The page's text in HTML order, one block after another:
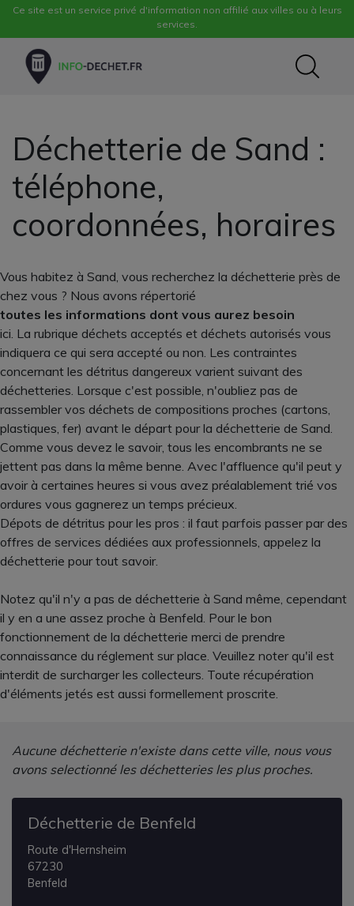
Ce site est un service privé d'information non affilié aux villes ou à leurs
services.
Déchetterie de Sand :
téléphone,
coordonnées, horaires
Vous habitez à Sand, vous recherchez la déchetterie près de
chez vous ? Nous avons répertorié
toutes les informations dont vous aurez besoin
ici. La rubrique déchets acceptés et déchets autorisés vous
indiquera ce qui sera accepté ou non. Les contraintes
concernant les détritus dangereux varient suivant des
déchetteries. Lorsque c'est possible, n'oubliez pas de
rassembler vos déchets de compositions proches (cartons,
plastiques, fer) avant le départ pour la déchetterie de Sand.
Comme vous devez le savoir, tous les encombrants ne se
jettent pas dans la même benne. Avec l'affluence qu'il peut y
avoir à certaines heures si vous avez préalablement trié vos
ordures vous gagnerez un temps précieux.
Dépots de détritus pour les pros : il faut parfois passer par des
offres de services dédiées aux professionnels, appelez la
déchetterie pour tout savoir.
Notez qu'il n'y a pas de déchetterie à Sand même, cependant
il y en a une assez proche à Benfeld. Pour le bon
fonctionnement de la déchetterie merci de prendre
connaissance du réglement sur place. Veuillez noter qu'il est
interdit de surcharger les collecteurs. Toute récupération
d'éléments jetés est aussi formellement proscrite.
Aucune déchetterie n'existe dans cette ville, nous vous
avons selectionné les déchetteries les plus proches.
Déchetterie de Benfeld
Route d'Hernsheim
67230
Benfeld